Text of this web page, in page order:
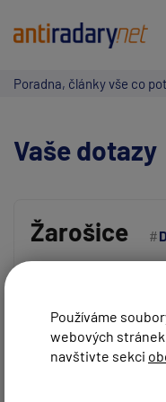
Používáme
webových stránek
navštivte sekci
Poradna, články vše co
Vaše dotazy
Vaše jméno:
Váš e-mail:
Žarošice
Jura před 7 roky